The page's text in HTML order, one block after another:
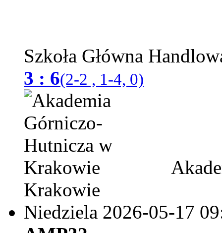
Szkoła Główna
3 : 6(2-2 , 1-4, 0)
Krakowie
Niedziela 2026-05-17